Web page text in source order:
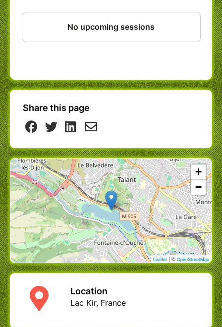
plongeur), Nicolas Buclin (chant et
MARDI 1er AOUT et MERCREDI 2 AOUT 2023
BILLETTERIE VOLONTAIRE
Cette tournée est autofinancée, elle existe
grâce à votre participation.
Prix conseillé 12€ / Prix de soutien 15€
Vous pouvez donner plus pour soutenir le
Vous pouvez donner moins si vous avez un
petit budget, pour les enfants...
HORAIRES
Ouverture de la billetterie sur place à 19h30.
Spectacle à 20h, d'une durée d'1h15.
INFOS PRATIQUES
- Fléchage depuis les parkings.
- En cas de petite pluie le concert est
maintenu, spectacle amphibie! A vos
parapluies!
- Placement libre. Pensez à amener votre « kit
- N'hésitez pas à ramener votre pique-nique.
Petite restauration possible sur la plupart des
lieux de jeu, renseignez-vous.
Share this page
+
−
Leaflet | ©OpenStreetMap
Location
Lac Kir, France